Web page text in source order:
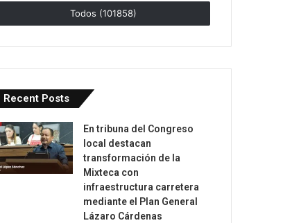
Todos (101858)
Recent Posts
En tribuna del Congreso
local destacan
transformación de la
Mixteca con
infraestructura carretera
mediante el Plan General
Lázaro Cárdenas